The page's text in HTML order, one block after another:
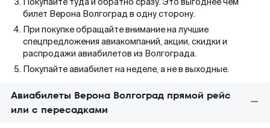
билет Верона Волгоград в одну сторону.
При покупке обращайте внимание на лучшие
спецпредложения авиакомпаний, акции, скидки и
распродажи авиабилетов из Волгограда.
Покупайте авиабилет на неделе, а не в выходные.
Авиабилеты Верона Волгоград прямой рейс
или с пересадками